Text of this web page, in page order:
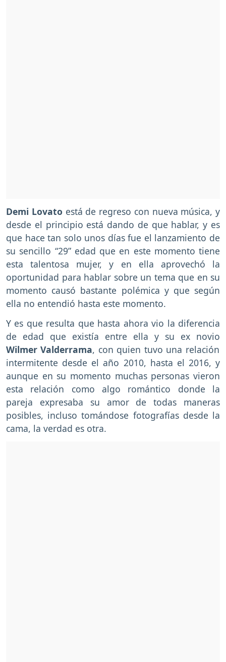
Demi Lovato está de regreso con nueva música, y
desde el principio está dando de que hablar, y es
que hace tan solo unos días fue el lanzamiento de
su sencillo “29” edad que en este momento tiene
esta talentosa mujer, y en ella aprovechó la
oportunidad para hablar sobre un tema que en su
momento causó bastante polémica y que según
ella no entendió hasta este momento.
Y es que resulta que hasta ahora vio la diferencia
de edad que existía entre ella y su ex novio
Wilmer Valderrama, con quien tuvo una relación
intermitente desde el año 2010, hasta el 2016, y
aunque en su momento muchas personas vieron
esta relación como algo romántico donde la
pareja expresaba su amor de todas maneras
posibles, incluso tomándose fotografías desde la
cama, la verdad es otra.